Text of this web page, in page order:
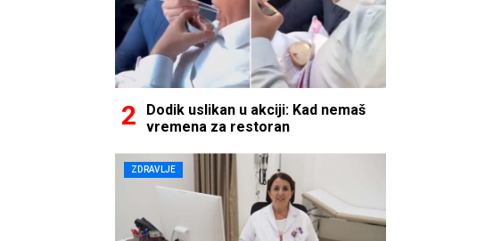
Dodik uslikan u akciji: Kad nemaš
vremena za restoran
ZDRAVLJE